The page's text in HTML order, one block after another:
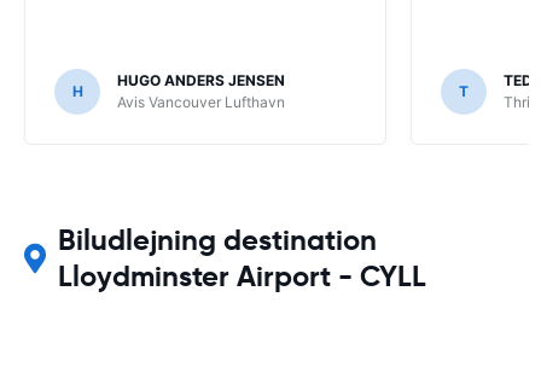
H
HUGO ANDERS JENSEN
Avis Vancouver Lufthavn
T
Biludlejning destination
Lloydminster Airport - CYLL